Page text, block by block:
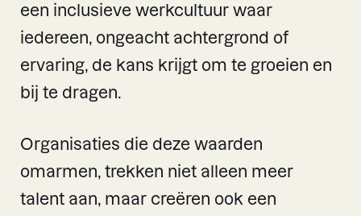
een inclusieve werkcultuur waar
iedereen, ongeacht achtergrond of
ervaring, de kans krijgt om te groeien en
bij te dragen.
Organisaties die deze waarden
omarmen, trekken niet alleen meer
talent aan, maar creëren ook een